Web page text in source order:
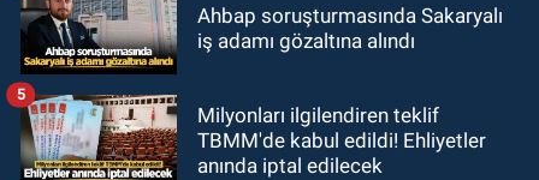
Ahbap soruşturmasında Sakaryalı
iş adamı gözaltına alındı
Milyonları ilgilendiren teklif
TBMM'de kabul edildi! Ehliyetler
anında iptal edilecek
5